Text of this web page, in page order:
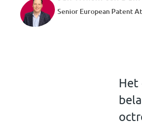
Senior European Patent
Het